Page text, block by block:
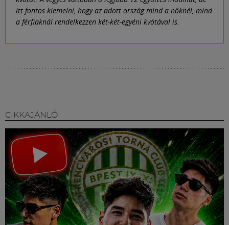
itt fontos kiemelni, hogy az adott ország mind a nőknél, mind
a férfiaknál rendelkezzen két-két-egyéni kvótával is.
CIKKAJÁNLÓ